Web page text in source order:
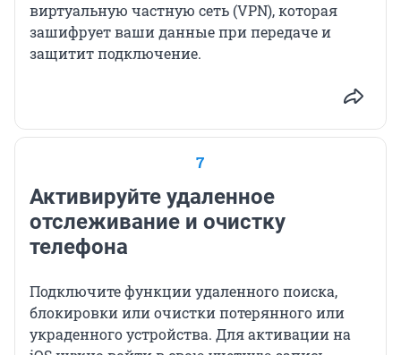
виртуальную частную сеть (VPN), которая
зашифрует ваши данные при передаче и
защитит подключение.
7
Активируйте удаленное
отслеживание и очистку
телефона
Подключите функции удаленного поиска,
блокировки или очистки потерянного или
украденного устройства. Для активации на